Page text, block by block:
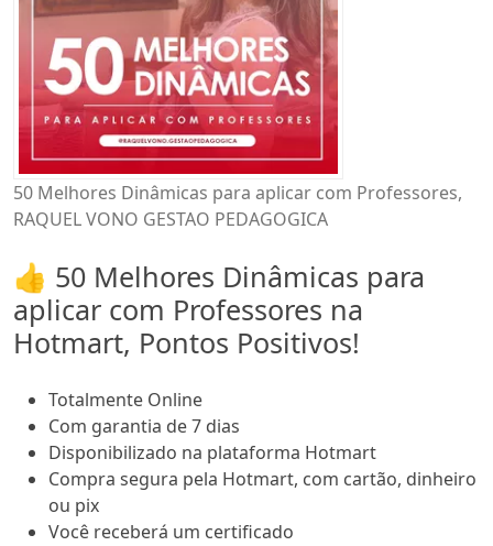
50 Melhores Dinâmicas para aplicar com Professores,
RAQUEL VONO GESTAO PEDAGOGICA
👍 50 Melhores Dinâmicas para
aplicar com Professores na
Hotmart, Pontos Positivos!
Totalmente Online
Com garantia de 7 dias
Disponibilizado na plataforma Hotmart
Compra segura pela Hotmart, com cartão, dinheiro
ou pix
Você receberá um certificado